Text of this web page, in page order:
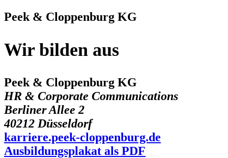
Peek & Cloppenburg KG
Wir bilden aus
Peek & Cloppenburg KG
HR & Corporate Communications
Berliner Allee 2
40212 Düsseldorf
karriere.peek-cloppenburg.de
Ausbildungsplakat als PDF